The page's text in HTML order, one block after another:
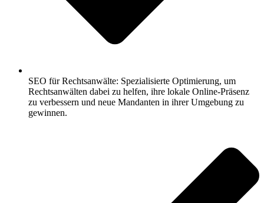
SEO für Rechtsanwälte: Spezialisierte Optimierung, um
Rechtsanwälten dabei zu helfen, ihre lokale Online-Präsenz
zu verbessern und neue Mandanten in ihrer Umgebung zu
gewinnen.